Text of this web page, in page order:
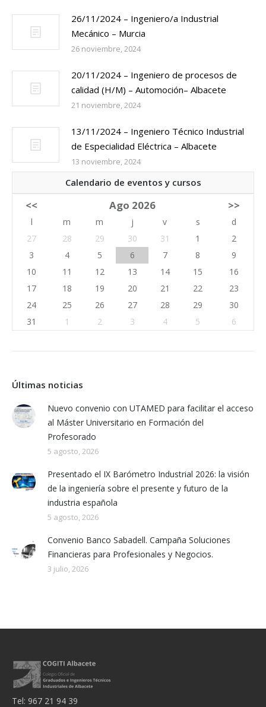
26/11/2024 – Ingeniero/a Industrial
Mecánico – Murcia
26 noviembre, 2024
20/11/2024 – Ingeniero de procesos de
calidad (H/M) – Automoción– Albacete
21 noviembre, 2024
13/11/2024 – Ingeniero Técnico Industrial
de Especialidad Eléctrica – Albacete
13 noviembre, 2024
Calendario de eventos y cursos
<< Ago 2026 >>
l m m j v s
d
27
28 29 30 31 1
2
3
4 5 6 7 8
9
10
11 12 13 14 15
16
17
18 19 20 21 22
23
24
25 26 27 28 29
30
31
1 2 3 4 5 6
Últimas noticias
Nuevo convenio con UTAMED para facilitar el acceso
al Máster Universitario en Formación del
Profesorado
5 agosto, 2026
Presentado el IX Barómetro Industrial 2026: la visión
de la ingeniería sobre el presente y futuro de la
industria española
5 agosto, 2026
Convenio Banco Sabadell. Campaña Soluciones
Financieras para Profesionales y Negocios.
3 julio, 2026
Tel: 967 21 94 39